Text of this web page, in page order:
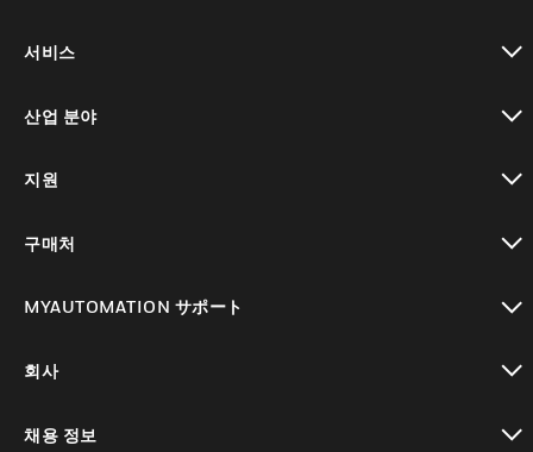
서비스
산업 분야
지원
구매처
MYAUTOMATION サポート
회사
채용 정보